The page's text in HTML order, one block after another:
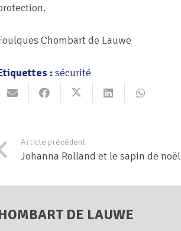
Chombart de Lauwe
:sécurité
Article précédent
Johanna Rolland et le sapin de noël
DE LAUWE